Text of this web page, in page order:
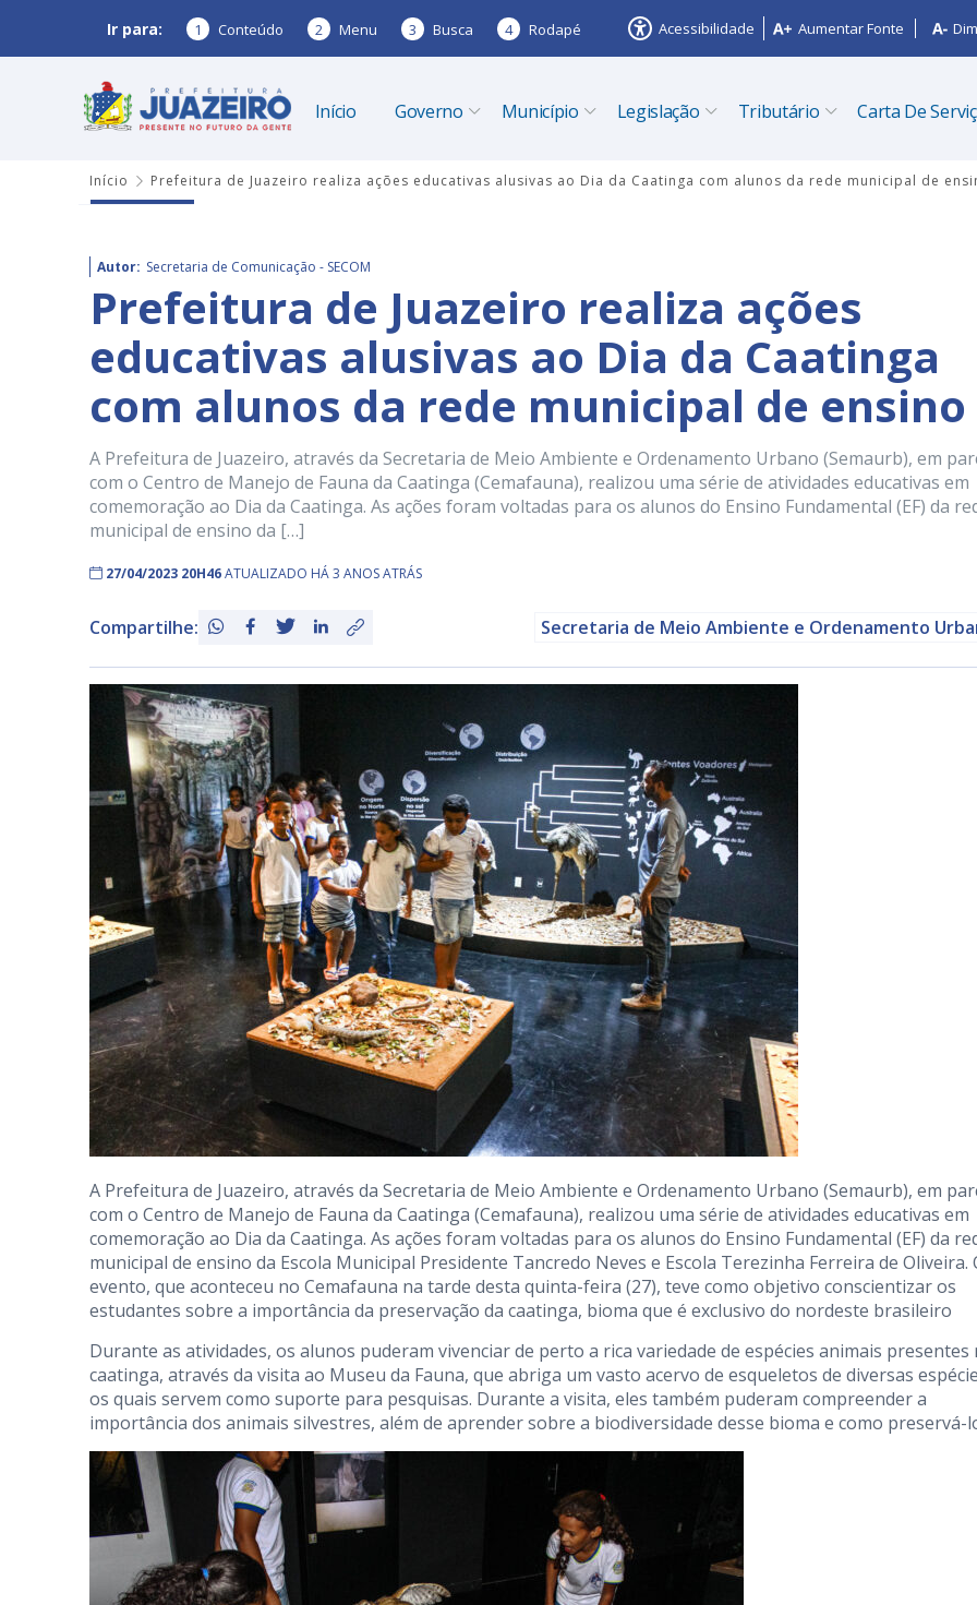
Ir para: 1 Conteúdo 2 Menu 3 Busca 4 Rodapé Acessibilidade Aumentar Fonte
Início Governo Município Legislação Tributário Carta De
Início Prefeitura de Juazeiro realiza ações educativas alusivas ao Dia da Caatinga com alunos da rede municipal de
Autor: Secretaria de Comunicação - SECOM
Prefeitura de Juazeiro realiza ações
educativas alusivas ao Dia da Caatinga
com alunos da rede municipal de ensino
A Prefeitura de Juazeiro, através da Secretaria de Meio Ambiente e Ordenamento Urbano (Semaurb), em
com o Centro de Manejo de Fauna da Caatinga (Cemafauna), realizou uma série de atividades educativas em
comemoração ao Dia da Caatinga. As ações foram voltadas para os alunos do Ensino Fundamental (EF) da
municipal de ensino da […]
27/04/2023 20H46ATUALIZADO HÁ 3 ANOS ATRÁS
Compartilhe: Secretaria de Meio Ambiente e Ordenamento
A Prefeitura de Juazeiro, através da Secretaria de Meio Ambiente e Ordenamento Urbano (Semaurb), em
com o Centro de Manejo de Fauna da Caatinga (Cemafauna), realizou uma série de atividades educativas em
comemoração ao Dia da Caatinga. As ações foram voltadas para os alunos do Ensino Fundamental (EF) da
municipal de ensino da Escola Municipal Presidente Tancredo Neves e Escola Terezinha Ferreira de Oliveira.
evento, que aconteceu no Cemafauna na tarde desta quinta-feira (27), teve como objetivo conscientizar os
estudantes sobre a importância da preservação da caatinga, bioma que é exclusivo do nordeste brasileiro
Durante as atividades, os alunos puderam vivenciar de perto a rica variedade de espécies animais presentes
caatinga, através da visita ao Museu da Fauna, que abriga um vasto acervo de esqueletos de diversas
os quais servem como suporte para pesquisas. Durante a visita, eles também puderam compreender a
importância dos animais silvestres, além de aprender sobre a biodiversidade desse bioma e como preservá-